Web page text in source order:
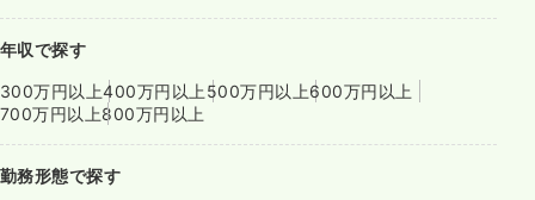
年収で探す
300万円以上400万円以上 500万円以上600万円以上
700万円以上800万円以上
勤務形態で探す